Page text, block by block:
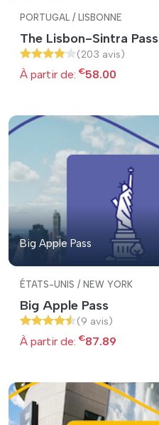
PORTUGAL / LISBONNE
The Lisbon-Sintra Pass
(203 avis)
À partir de: €58.00
Big Apple Pass
ÉTATS-UNIS / NEW YORK
Big Apple Pass
(9 avis)
À partir de: €87.89